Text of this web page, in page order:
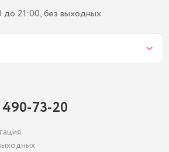
21:00, без выходных
73-20